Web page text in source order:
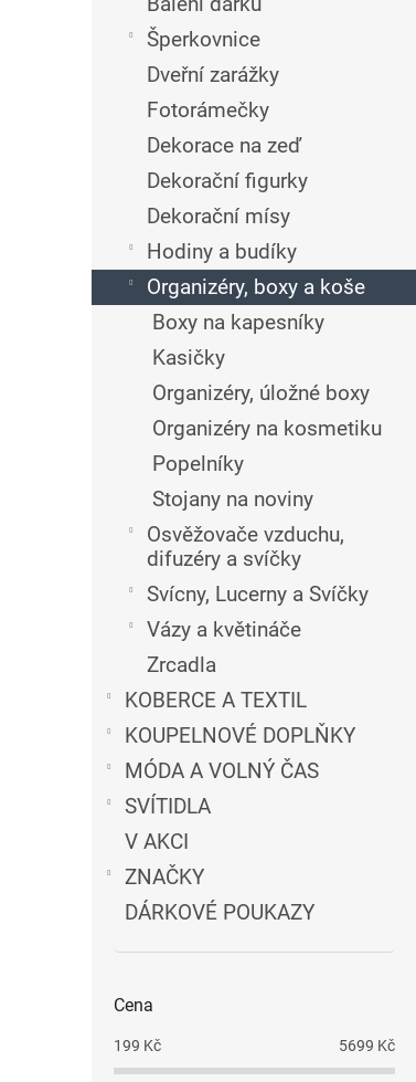
Šperkovnice
Dveřní zarážky
Fotorámečky
Dekorace na zeď
Dekorační figurky
Dekorační mísy
Hodiny a budíky
Organizéry, boxy a koše
Boxy na kapesníky
Kasičky
Organizéry, úložné boxy
Organizéry na kosmetiku
Popelníky
Stojany na noviny
Osvěžovače vzduchu,
difuzéry a svíčky
Svícny, Lucerny a Svíčky
Vázy a květináče
Zrcadla
KOBERCE A TEXTIL
KOUPELNOVÉ DOPLŇKY
MÓDA A VOLNÝ ČAS
SVÍTIDLA
V AKCI
ZNAČKY
DÁRKOVÉ POUKAZY
Cena
199 Kč 5699 Kč